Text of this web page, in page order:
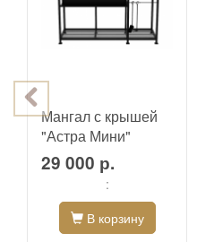
Мангал с крышей
"Астра Мини"
29 000 р.
:
В корзину